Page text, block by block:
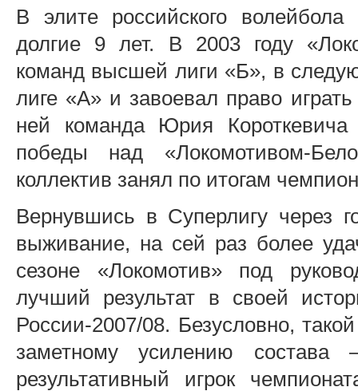
В элите российского
долгие 9 лет. В 2003 году
команд высшей лиги «Б», в
лиге «А» и завоевал право
ней команда Юрия
победы над «Локомотивом-
коллектив занял по итогам
Вернувшись в Суперлигу через
выживание, на сей раз более
сезоне «Локомотив» под
лучший результат в своей
России-2007/08. Безусловно,
заметному усилению
результативный игрок